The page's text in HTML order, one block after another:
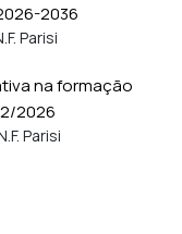
2036
Parisi
na formação
2026
Parisi